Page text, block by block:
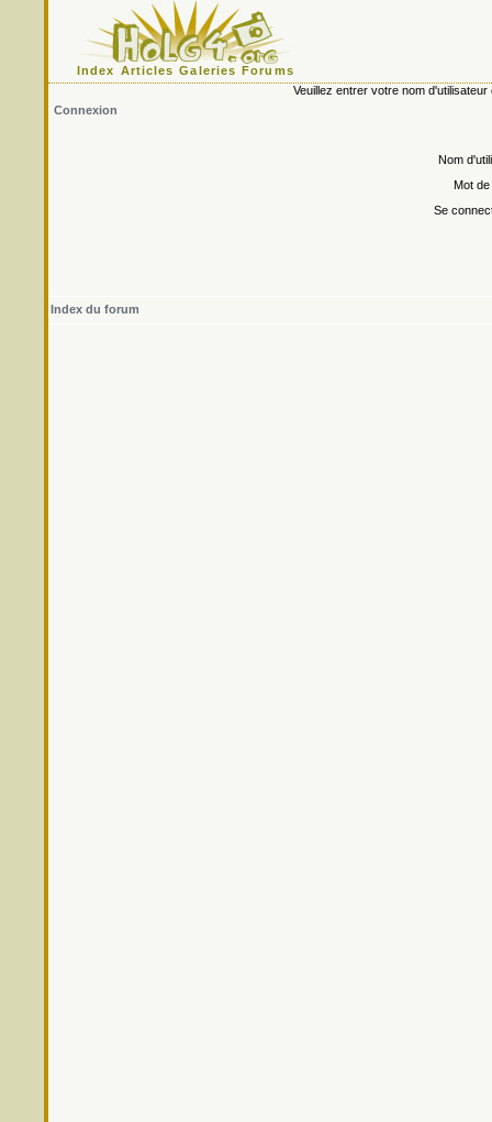
Index Articles Galeries Forums
Veuillez entrer votre nom
Connexion
Nom
Mot
Se
Index du forum